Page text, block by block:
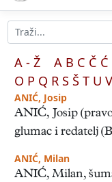
A - Ž A B C Č Ć
O P Q R S Š T U V
ANIĆ, Josip
ANIĆ, Josip
glumac i redatelj
ANIĆ, Milan
ANIĆ, Milan,